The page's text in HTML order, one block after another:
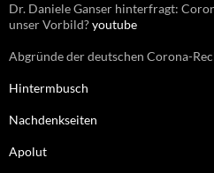
Dr. Daniele Ganser hinterfragt:
unser Vorbild?youtube
Abgründe der deutschen Corona-
Hintermbusch
Nachdenkseiten
Apolut